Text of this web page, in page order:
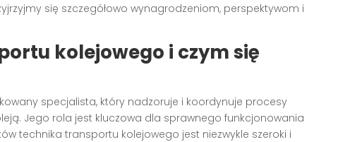
się szczegółowo wynagrodzeniom, perspektywom i
kolejowego i czym się
specjalista, który nadzoruje i koordynuje procesy
Jego rola jest kluczowa dla sprawnego funkcjonowania
technika transportu kolejowego jest niezwykle szeroki i